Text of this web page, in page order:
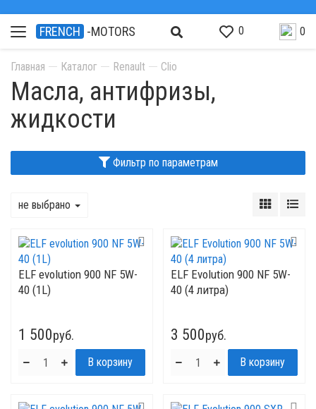
FRENCH -MOTORS 0 0
Главная Каталог Renault Clio
Масла, антифризы,
жидкости
Фильтр по параметрам
не выбрано
ELF evolution 900 NF 5W-
40 (1L)
1 500руб.
ELF Evolution 900 NF 5W-
40 (4 литра)
3 500руб.